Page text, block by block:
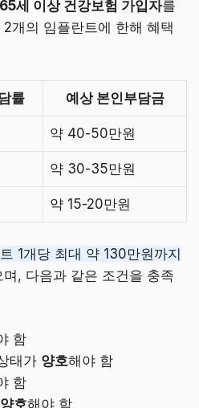
세 이상 건강보험 가입자를
개의 임플란트에 한해 혜택
률 예상 본인부담금
약 40-50만원
약 30-35만원
약 15-20만원
1개당 최대 약 130만원까지
, 다음과 같은 조건을 충족
함
태가 양호해야 함
함
양호해야 함